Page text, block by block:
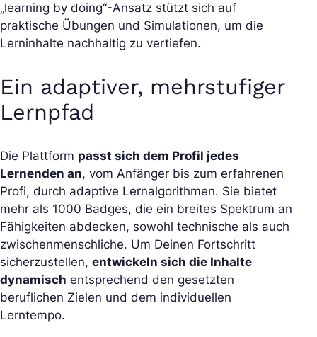
„learning by doing“-Ansatz stützt sich auf
praktische Übungen und Simulationen, um die
Lerninhalte nachhaltig zu vertiefen.
Ein adaptiver, mehrstufiger
Lernpfad
Die Plattform passt sich dem Profil jedes
Lernenden an, vom Anfänger bis zum erfahrenen
Profi, durch adaptive Lernalgorithmen. Sie bietet
mehr als 1000 Badges, die ein breites Spektrum an
Fähigkeiten abdecken, sowohl technische als auch
zwischenmenschliche. Um Deinen Fortschritt
sicherzustellen, entwickeln sich die Inhalte
dynamisch entsprechend den gesetzten
beruflichen Zielen und dem individuellen
Lerntempo.